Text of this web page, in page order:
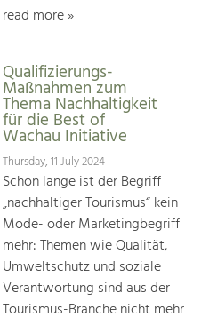
read more »
Qualifizierungs-
Maßnahmen zum
Thema Nachhaltigkeit
für die Best of
Wachau Initiative
Thursday, 11 July 2024
Schon lange ist der Begriff
„nachhaltiger Tourismus“ kein
Mode- oder Marketingbegriff
mehr: Themen wie Qualität,
Umweltschutz und soziale
Verantwortung sind aus der
Tourismus-Branche nicht mehr